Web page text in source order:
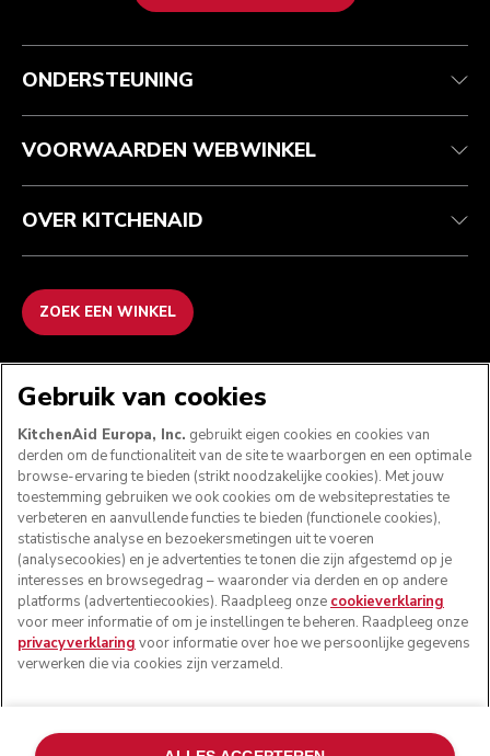
Health check
Je bestelling volgen
Garantie en documenten
Veelgestelde vragen
Algemene voorwaarden
Retournering en terugbetaling
Imprint
ODR
Het merk
Zoek een winkel
ONDERSTEUNING
VOORWAARDEN WEBWINKEL
OVER KITCHENAID
ZOEK EEN WINKEL
VOLG ONS
© KitchenAid 2026 - Alle rechten voorbehouden.
Gebruik van cookies
KitchenAid Europa, Inc. gebruikt eigen cookies en cookies van
derden om de functionaliteit van de site te waarborgen en een optimale
browse-ervaring te bieden (strikt noodzakelijke cookies). Met jouw
toestemming gebruiken we ook cookies om de websiteprestaties te
verbeteren en aanvullende functies te bieden (functionele cookies),
statistische analyse en bezoekersmetingen uit te voeren
(analysecookies) en je advertenties te tonen die zijn afgestemd op je
interesses en browsegedrag – waaronder via derden en op andere
platforms (advertentiecookies). Raadpleeg onze cookieverklaring
voor meer informatie of om je instellingen te beheren. Raadpleeg onze
privacyverklaring voor informatie over hoe we persoonlijke gegevens
verwerken die via cookies zijn verzameld.